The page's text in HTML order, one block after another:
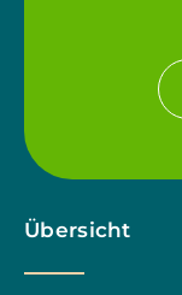
Übersicht